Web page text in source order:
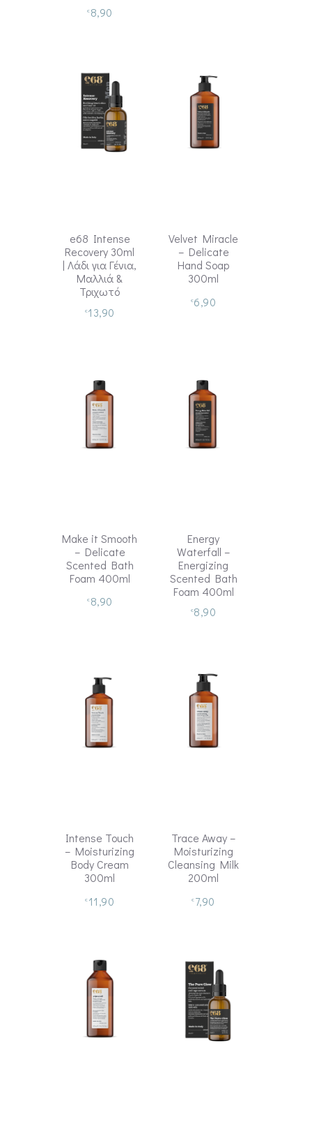
€ 8,90
e68 Intense
Recovery 30ml
| Λάδι για Γένια,
Μαλλιά &
Τριχωτό
€13,90
Velvet Miracle
– Delicate
Hand Soap
300ml
€6,90
Make it Smooth
– Delicate
Scented Bath
Foam 400ml
€ 8,90
Energy
Waterfall –
Energizing
Scented Bath
Foam 400ml
€8,90
Intense Touch
– Moisturizing
Body Cream
300ml
€ 11,90
Trace Away –
Moisturizing
Cleansing Milk
200ml
€ 7,90